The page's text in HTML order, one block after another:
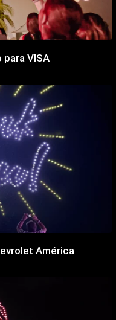
VISA
América